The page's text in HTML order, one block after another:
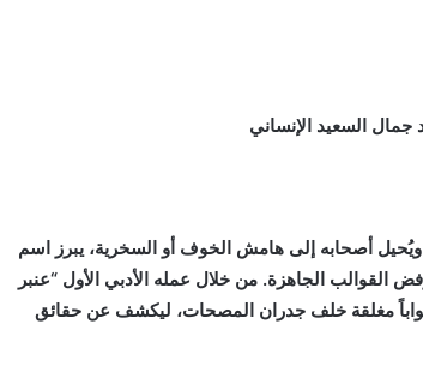
أصحابه إلى هامش الخوف أو السخرية، يبرز اسم
الجاهزة. من خلال عمله الأدبي الأول “عنبر
أبواباً مغلقة خلف جدران المصحات، ليكشف عن حقائق